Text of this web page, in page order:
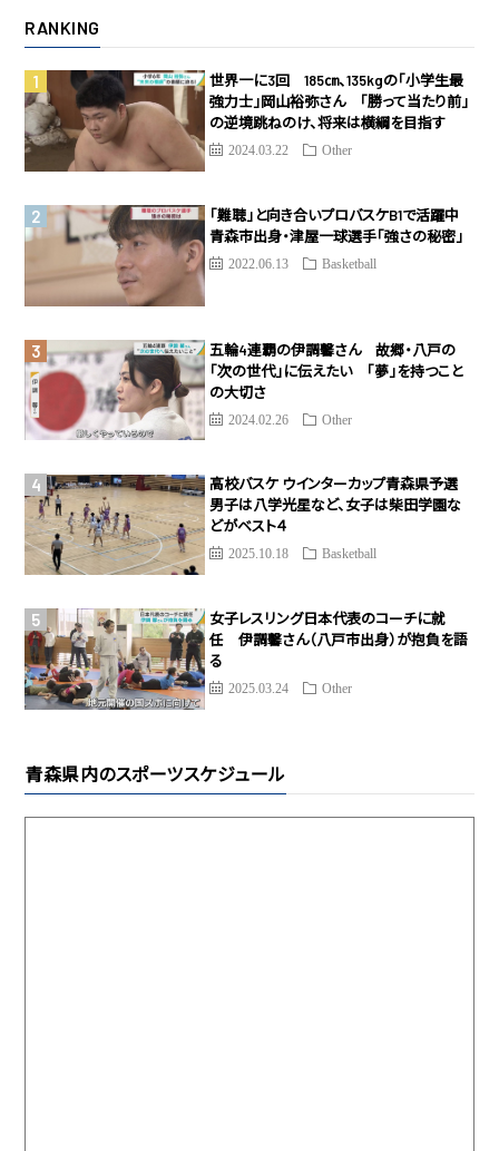
RANKING
世界一に3回 185㎝、135kgの「小学生最
強力士」岡山裕弥さん 「勝って当たり前」
の逆境跳ねのけ、将来は横綱を目指す
2024.03.22 Other
「難聴」と向き合いプロバスケB1で活躍中
青森市出身・津屋一球選手「強さの秘密」
2022.06.13 Basketball
五輪4連覇の伊調馨さん 故郷・八戸の
「次の世代」に伝えたい 「夢」を持つこと
の大切さ
2024.02.26 Other
高校バスケ ウインターカップ青森県予選
男子は八学光星など、女子は柴田学園な
どがベスト４
2025.10.18 Basketball
女子レスリング日本代表のコーチに就
任 伊調馨さん（八戸市出身）が抱負を語
る
2025.03.24 Other
青森県内のスポーツスケジュール